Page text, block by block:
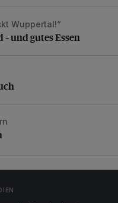
und gutes Essen
Wuppertal!“
– und gutes Essen